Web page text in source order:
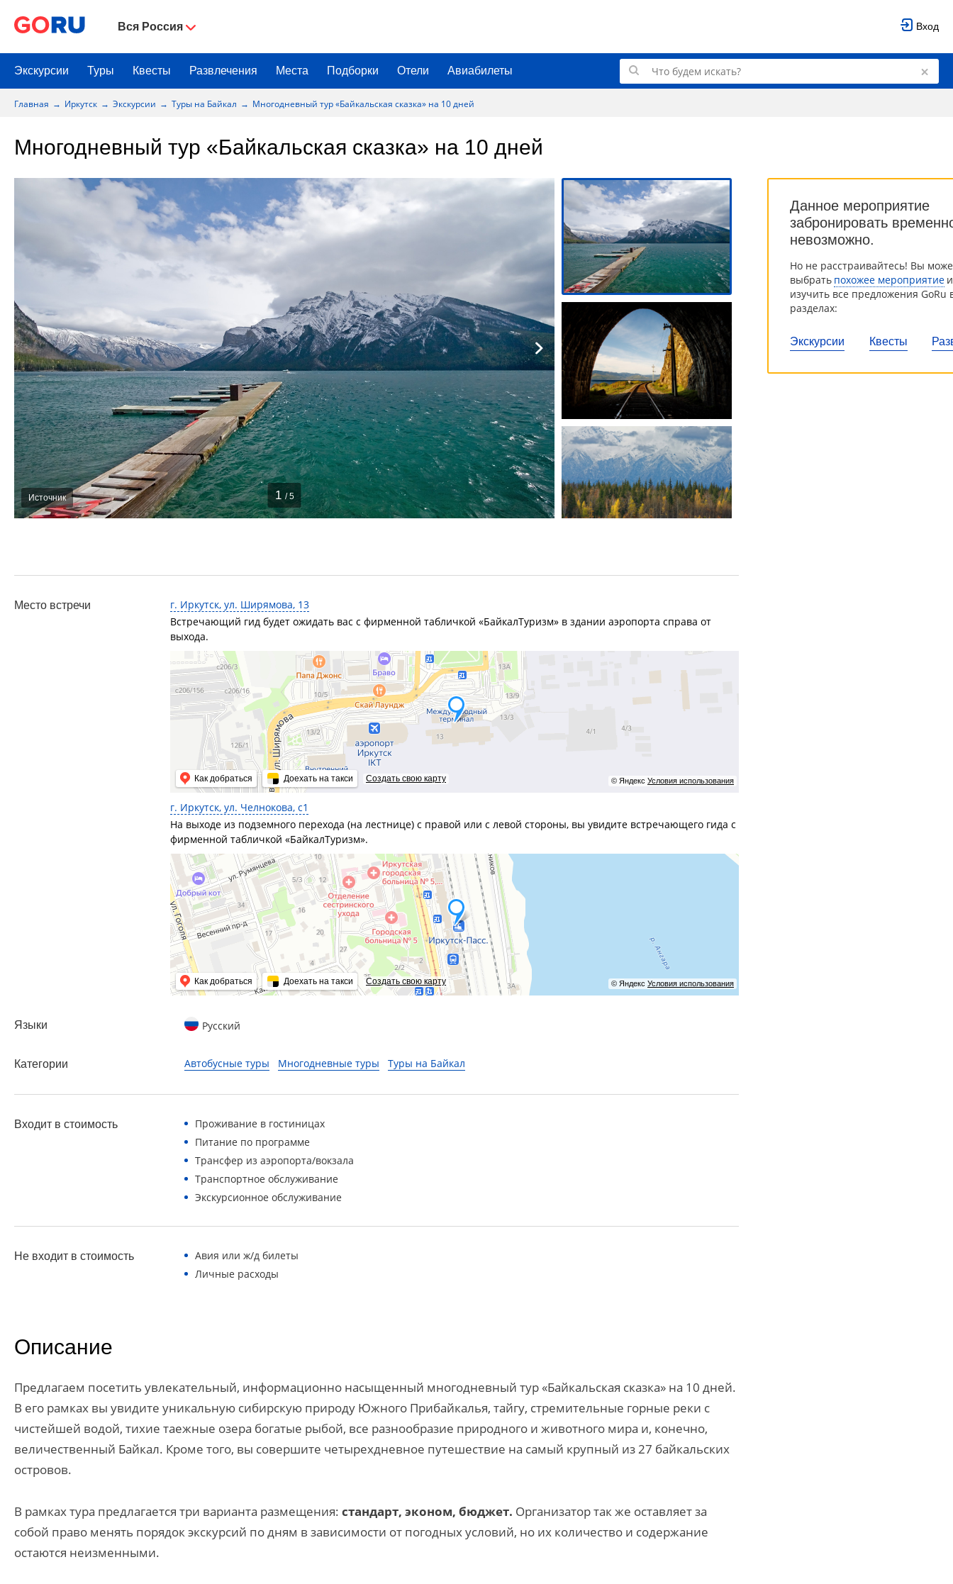
Вся Россия Вход
Экскурсии Туры Квесты Развлечения Места Подборки Отели Авиабилеты
Главная Иркутск Экскурсии Туры на Байкал Многодневный тур «Байкальская сказка» на 10 дней
Данное мероприятие
забронировать
невозможно.
Но не расстраивайтесь! Вы
выбрать похожее мероприятие
изучить все предложения GoRu
разделах:
Экскурсии Квесты
Многодневный тур «Байкальская сказка» на 10 дней
1 / 5
Источник Источник
Место встречи
г. Иркутск, ул. Ширямова, 13
Встречающий гид будет ожидать вас с фирменной табличкой «БайкалТуризм» в здании аэропорта справа от
выхода.
© Яндекс Условия использования
Как добраться Доехать на такси Создать свою карту
г. Иркутск, ул. Челнокова, с1
На выходе из подземного перехода (на лестнице) с правой или с левой стороны, вы увидите встречающего гида с
фирменной табличкой «БайкалТуризм».
© Яндекс Условия использования
Как добраться Доехать на такси Создать свою карту
Языки Русский
Категории Автобусные туры Многодневные туры Туры на Байкал
Входит в стоимость
Проживание в гостиницах
Питание по программе
Трансфер из аэропорта/вокзала
Транспортное обслуживание
Экскурсионное обслуживание
Не входит в стоимость
Авия или ж/д билеты
Личные расходы
Описание
Предлагаем посетить увлекательный, информационно насыщенный многодневный тур «Байкальская сказка» на 10 дней.
В его рамках вы увидите уникальную сибирскую природу Южного Прибайкалья, тайгу, стремительные горные реки с
чистейшей водой, тихие таежные озера богатые рыбой, все разнообразие природного и животного мира и, конечно,
величественный Байкал. Кроме того, вы совершите четырехдневное путешествие на самый крупный из 27 байкальских
островов.
В рамках тура предлагается три варианта размещения: стандарт, эконом, бюджет. Организатор так же оставляет за
собой право менять порядок экскурсий по дням в зависимости от погодных условий, но их количество и содержание
остаются неизменными.